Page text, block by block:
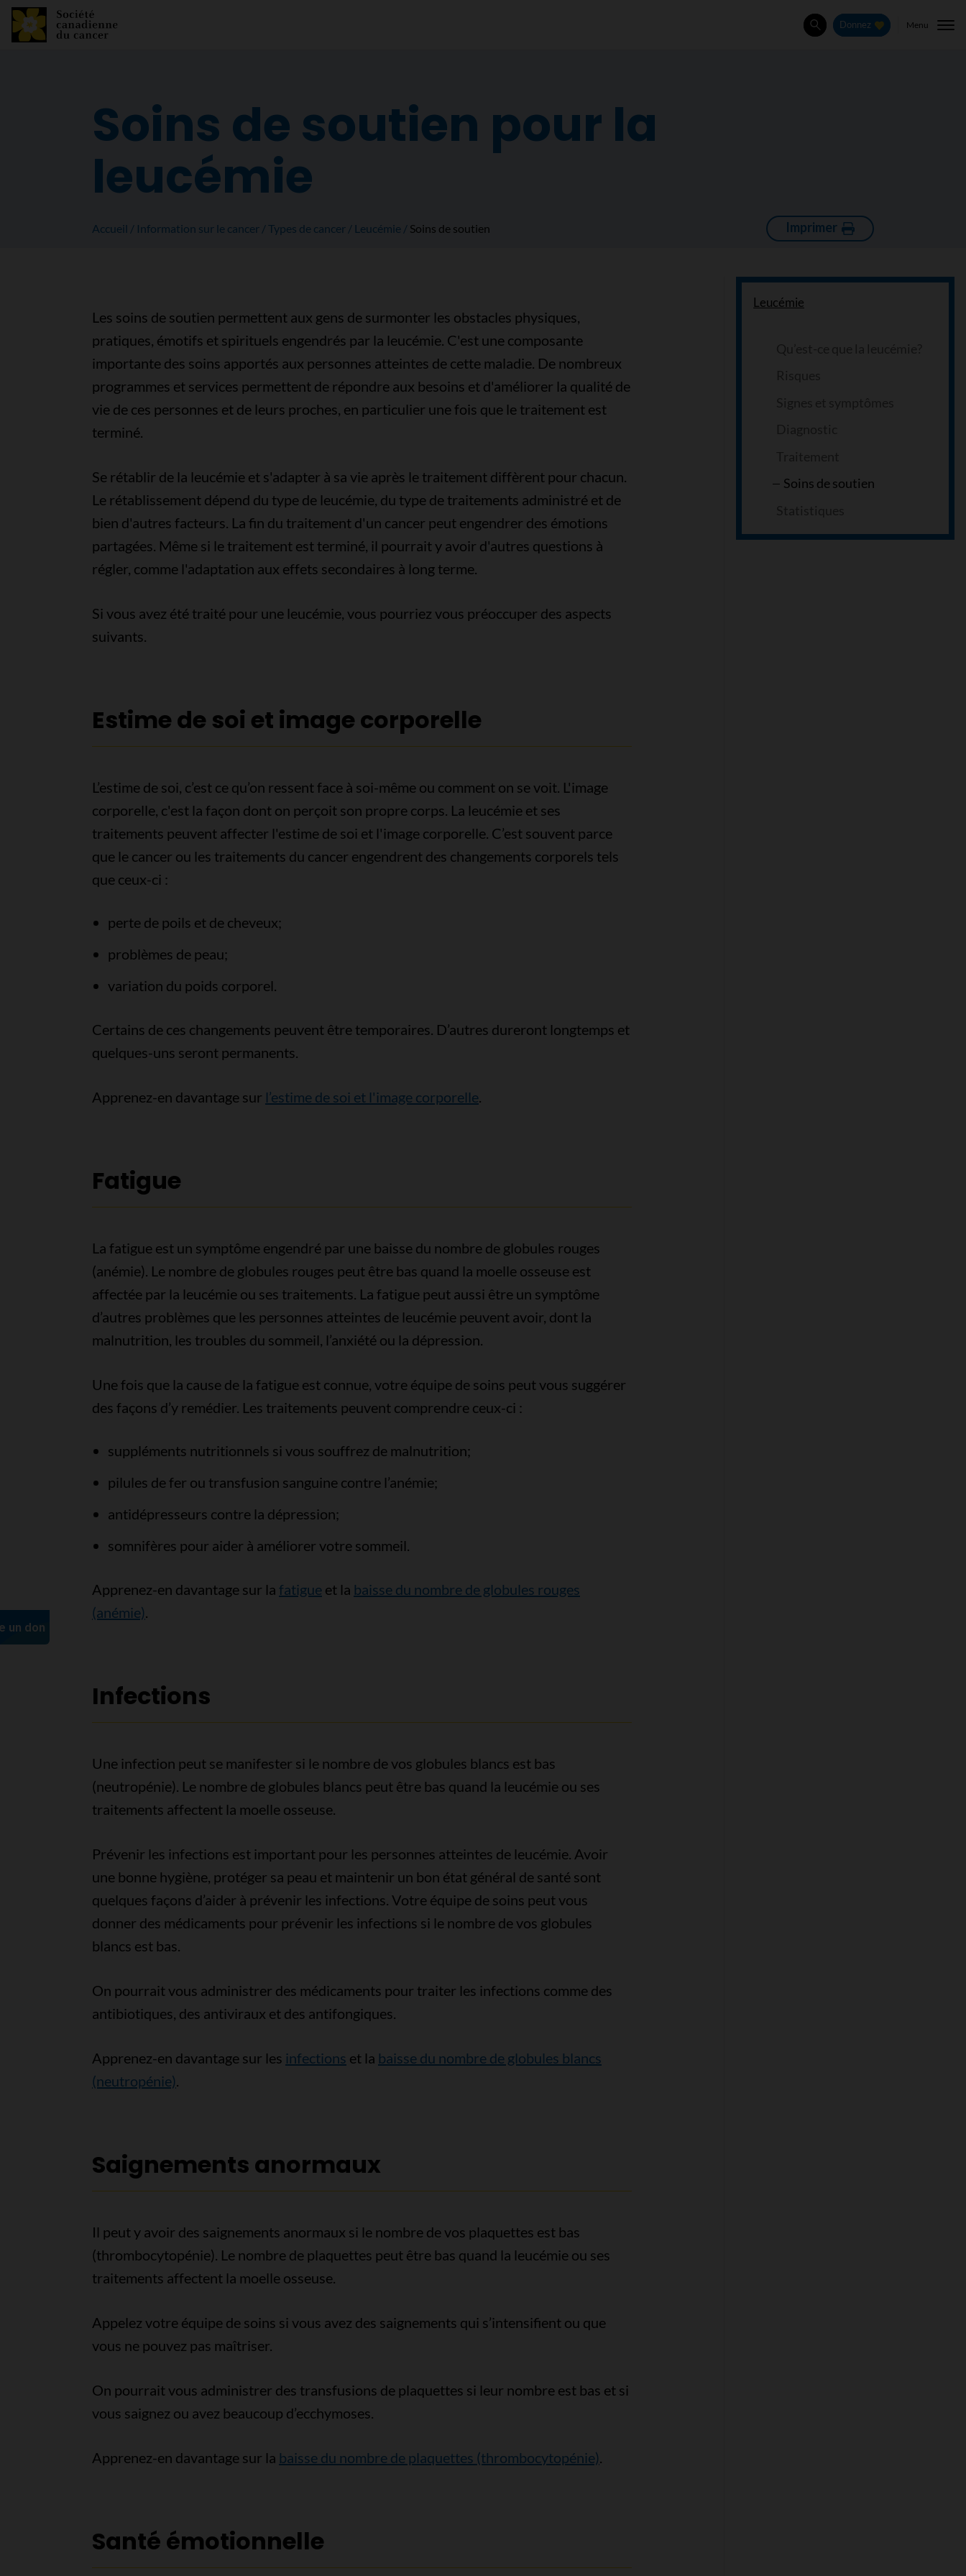
Rechercher
Donnez Menu
Soins de soutien pour la
leucémie
Accueil Information sur le cancer Types de cancer Leucémie Soins de soutien Imprimer
Leucémie
Soins de soutien
Les soins de soutien permettent aux gens de surmonter les obstacles physiques,
pratiques, émotifs et spirituels engendrés par la leucémie. C'est une composante
importante des soins apportés aux personnes atteintes de cette maladie. De nombreux
programmes et services permettent de répondre aux besoins et d'améliorer la qualité de
vie de ces personnes et de leurs proches, en particulier une fois que le traitement est
terminé.
Se rétablir de la leucémie et s'adapter à sa vie après le traitement diffèrent pour chacun.
Le rétablissement dépend du type de leucémie, du type de traitements administré et de
bien d'autres facteurs. La fin du traitement d'un cancer peut engendrer des émotions
partagées. Même si le traitement est terminé, il pourrait y avoir d'autres questions à
régler, comme l'adaptation aux effets secondaires à long terme.
Si vous avez été traité pour une leucémie, vous pourriez vous préoccuper des aspects
suivants.
Estime de soi et image corporelle
L’estime de soi, c’est ce qu’on ressent face à soi-même ou comment on se voit. L'image
corporelle, c'est la façon dont on perçoit son propre corps. La leucémie et ses
traitements peuvent affecter l'estime de soi et l'image corporelle. C’est souvent parce
que le cancer ou les traitements du cancer engendrent des changements corporels tels
que ceux-ci :
perte de poils et de cheveux;
problèmes de peau;
variation du poids corporel.
Certains de ces changements peuvent être temporaires. D’autres dureront longtemps et
quelques-uns seront permanents.
Apprenez-en davantage sur l’estime de soi et l'image corporelle.
Fatigue
La fatigue est un symptôme engendré par une baisse du nombre de globules rouges
(anémie). Le nombre de globules rouges peut être bas quand la moelle osseuse est
affectée par la leucémie ou ses traitements. La fatigue peut aussi être un symptôme
d’autres problèmes que les personnes atteintes de leucémie peuvent avoir, dont la
malnutrition, les troubles du sommeil, l’anxiété ou la dépression.
Une fois que la cause de la fatigue est connue, votre équipe de soins peut vous suggérer
des façons d’y remédier. Les traitements peuvent comprendre ceux-ci :
suppléments nutritionnels si vous souffrez de malnutrition;
pilules de fer ou transfusion sanguine contre l’anémie;
antidépresseurs contre la dépression;
somnifères pour aider à améliorer votre sommeil.
Apprenez-en davantage sur la fatigueet la baisse du nombre de globules rouges
(anémie).
Infections
Une infection peut se manifester si le nombre de vos globules blancs est bas
(neutropénie). Le nombre de globules blancs peut être bas quand la leucémie ou ses
traitements affectent la moelle osseuse.
Prévenir les infections est important pour les personnes atteintes de leucémie. Avoir
une bonne hygiène, protéger sa peau et maintenir un bon état général de santé sont
quelques façons d’aider à prévenir les infections. Votre équipe de soins peut vous
donner des médicaments pour prévenir les infections si le nombre de vos globules
blancs est bas.
On pourrait vous administrer des médicaments pour traiter les infections comme des
antibiotiques, des antiviraux et des antifongiques.
Apprenez-en davantage sur les infections et la baisse du nombre de globules blancs
(neutropénie).
Saignements anormaux
Il peut y avoir des saignements anormaux si le nombre de vos plaquettes est bas
(thrombocytopénie). Le nombre de plaquettes peut être bas quand la leucémie ou ses
traitements affectent la moelle osseuse.
Appelez votre équipe de soins si vous avez des saignements qui s’intensifient ou que
vous ne pouvez pas maîtriser.
On pourrait vous administrer des transfusions de plaquettes si leur nombre est bas et si
vous saignez ou avez beaucoup d’ecchymoses.
Apprenez-en davantage sur la baisse du nombre de plaquettes (thrombocytopénie).
Santé émotionnelle